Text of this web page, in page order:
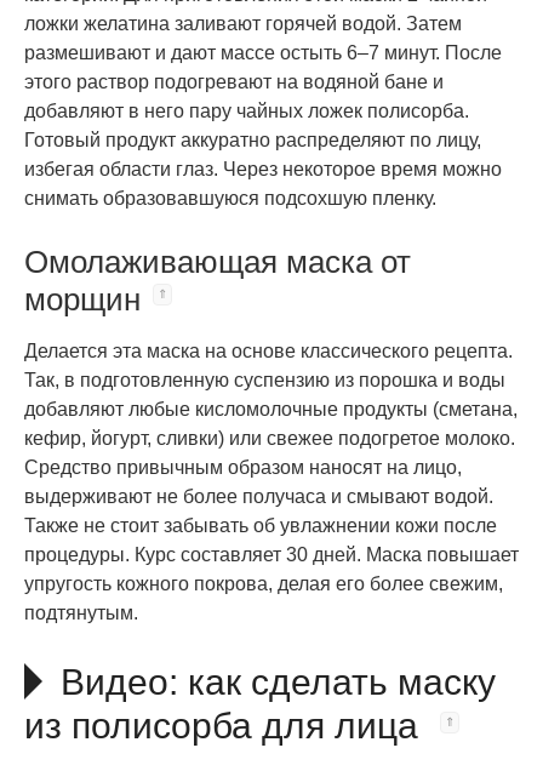
ложки желатина заливают горячей водой. Затем
размешивают и дают массе остыть 6–7 минут. После
этого раствор подогревают на водяной бане и
добавляют в него пару чайных ложек полисорба.
Готовый продукт аккуратно распределяют по лицу,
избегая области глаз. Через некоторое время можно
снимать образовавшуюся подсохшую пленку.
Омолаживающая маска от
морщин
Делается эта маска на основе классического рецепта.
Так, в подготовленную суспензию из порошка и воды
добавляют любые кисломолочные продукты (сметана,
кефир, йогурт, сливки) или свежее подогретое молоко.
Средство привычным образом наносят на лицо,
выдерживают не более получаса и смывают водой.
Также не стоит забывать об увлажнении кожи после
процедуры. Курс составляет 30 дней. Маска повышает
упругость кожного покрова, делая его более свежим,
подтянутым.
Видео: как сделать маску
из полисорба для лица